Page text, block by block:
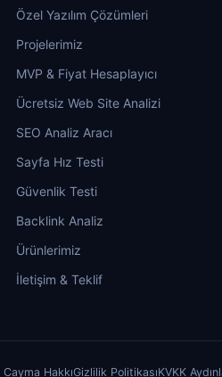
Özel Yazılım Çözümleri
Projelerimiz
MVP & Fiyat Hesaplayıcı
Ücretsiz Web Site Analizi
SEO Analiz Aracı
Sayfa Hız Testi
Güvenlik Testi
Backlink Analiz
Ürünlerimiz
İletişim & Teklif
HakkıGizlilik PolitikasıKVKK